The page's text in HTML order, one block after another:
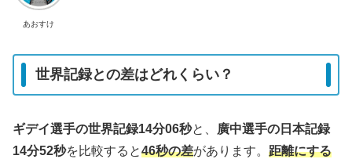
あおすけ
世界記録との差はどれくらい？
ギデイ選手の世界記録14分06秒と、
廣中選手の日本記録
14分52秒を比較すると46秒の差があります。 距離にする